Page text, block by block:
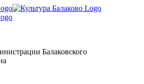
Балаковского